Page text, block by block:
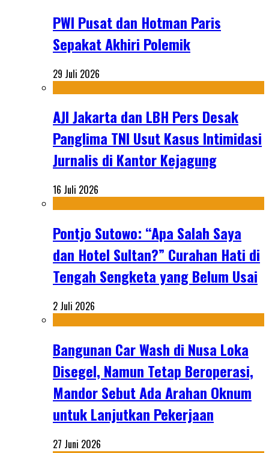
PWI Pusat dan Hotman Paris
Sepakat Akhiri Polemik
29 Juli 2026
AJI Jakarta dan LBH Pers Desak
Panglima TNI Usut Kasus Intimidasi
Jurnalis di Kantor Kejagung
16 Juli 2026
Pontjo Sutowo: “Apa Salah Saya
dan Hotel Sultan?” Curahan Hati di
Tengah Sengketa yang Belum Usai
2 Juli 2026
Bangunan Car Wash di Nusa Loka
Disegel, Namun Tetap Beroperasi,
Mandor Sebut Ada Arahan Oknum
untuk Lanjutkan Pekerjaan
27 Juni 2026